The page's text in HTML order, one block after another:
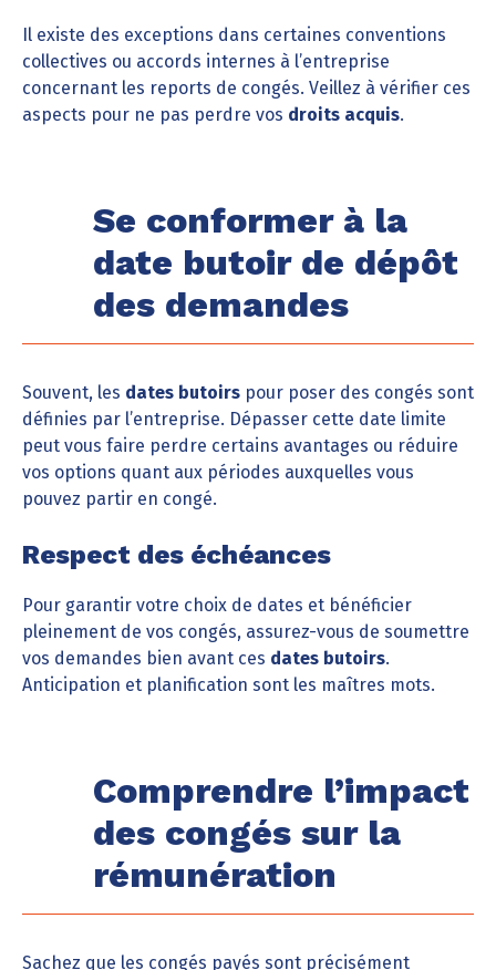
Il existe des exceptions dans certaines conventions
collectives ou accords internes à l’entreprise
concernant les reports de congés. Veillez à vérifier ces
aspects pour ne pas perdre vos droits acquis.
Se conformer à la
date butoir de dépôt
des demandes
Souvent, les dates butoirs pour poser des congés sont
définies par l’entreprise. Dépasser cette date limite
peut vous faire perdre certains avantages ou réduire
vos options quant aux périodes auxquelles vous
pouvez partir en congé.
Respect des échéances
Pour garantir votre choix de dates et bénéficier
pleinement de vos congés, assurez-vous de soumettre
vos demandes bien avant ces dates butoirs.
Anticipation et planification sont les maîtres mots.
Comprendre l’impact
des congés sur la
rémunération
Sachez que les congés payés sont précisément